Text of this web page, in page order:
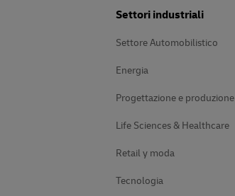
Settori industriali
Settore Automobilistico
Energia
Progettazione e produzione
Life Sciences & Healthcare
Retail y moda
Tecnologia